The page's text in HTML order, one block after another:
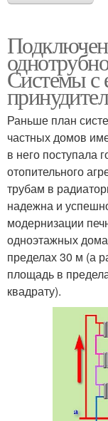
Системы с
Раньше план
частных домов
в него поступала
отопительного
трубам в
надежна и
модернизации
одноэтажных
пределах 30 м (а
площадь в
квадрату).